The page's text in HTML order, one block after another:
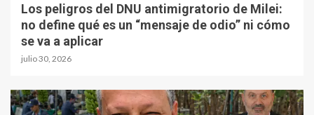
Los peligros del DNU antimigratorio de Milei:
no define qué es un “mensaje de odio” ni cómo
se va a aplicar
julio 30, 2026